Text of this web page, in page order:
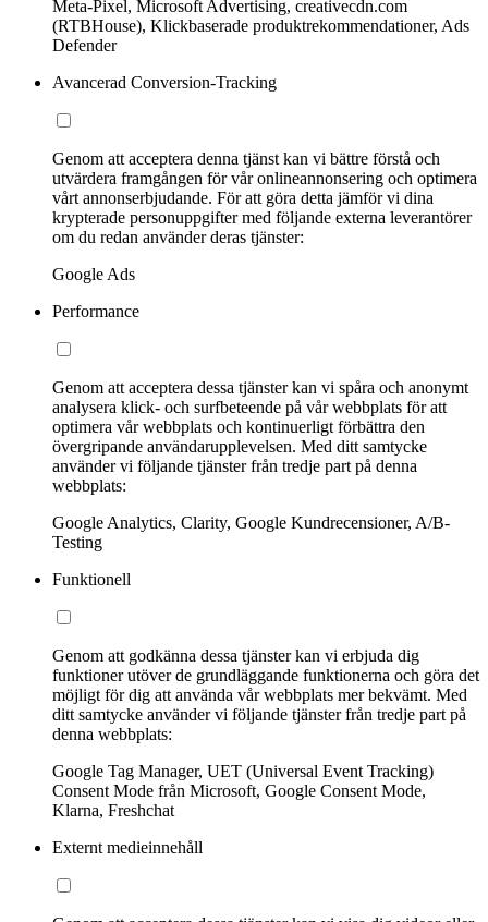
Meta-Pixel, Microsoft Advertising, creativecdn.com
(RTBHouse), Klickbaserade produktrekommendationer, Ads
Defender
Avancerad Conversion-Tracking
Genom att acceptera denna tjänst kan vi bättre förstå och
utvärdera framgången för vår onlineannonsering och optimera
vårt annonserbjudande. För att göra detta jämför vi dina
krypterade personuppgifter med följande externa leverantörer
om du redan använder deras tjänster:
Google Ads
Performance
Genom att acceptera dessa tjänster kan vi spåra och anonymt
analysera klick- och surfbeteende på vår webbplats för att
optimera vår webbplats och kontinuerligt förbättra den
övergripande användarupplevelsen. Med ditt samtycke
använder vi följande tjänster från tredje part på denna
webbplats:
Google Analytics, Clarity, Google Kundrecensioner, A/B-
Testing
Funktionell
Genom att godkänna dessa tjänster kan vi erbjuda dig
funktioner utöver de grundläggande funktionerna och göra det
möjligt för dig att använda vår webbplats mer bekvämt. Med
ditt samtycke använder vi följande tjänster från tredje part på
denna webbplats:
Google Tag Manager, UET (Universal Event Tracking)
Consent Mode från Microsoft, Google Consent Mode,
Klarna, Freshchat
Externt medieinnehåll